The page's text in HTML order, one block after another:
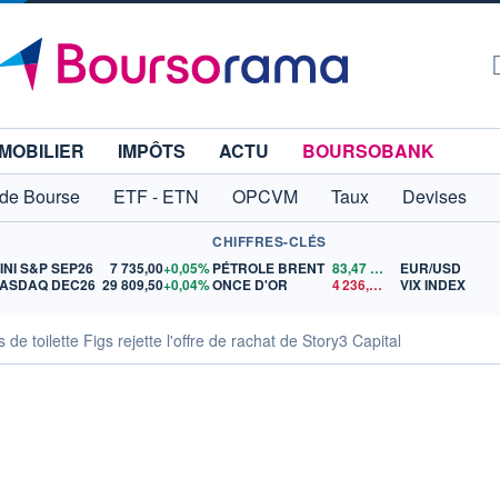
IMPÔTS ACTU
BOURSOBANK
Bourse
ETF - ETN OPCVM Taux Devises
S&P SEP26 7 735,00+0,05%
DEC26 29 809,50+0,04%
CHIFFRES-CLÉS
PÉTROLE BRENT 83,47
ONCE D'OR
4 236,16 $US
EUR/USD
VIX INDEX
de toilette Figs rejette l'offre de rachat de Story3 Capital